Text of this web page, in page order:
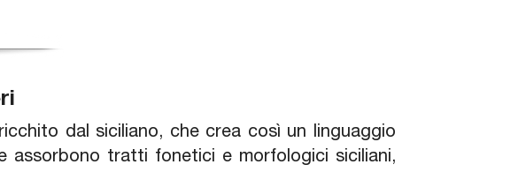
dal siciliano, che crea così un linguaggio
assorbono tratti fonetici e morfologici siciliani,